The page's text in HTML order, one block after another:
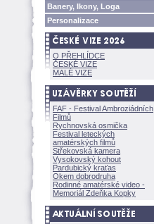
Banery, Ikony, Loga
Personalizace
O PŘEHLÍDCE
ČESKÉ VIZE
MALÉ VIZE
FAF - Festival Ambroziádních
Filmů
Rychnovská osmička
Festival leteckých
amatérských filmů
Střekovská kamera
Vysokovský kohout
Pardubický kraťas
Okem dobrodruha
Rodinné amatérské video -
Memoriál Zdeňka Kopky